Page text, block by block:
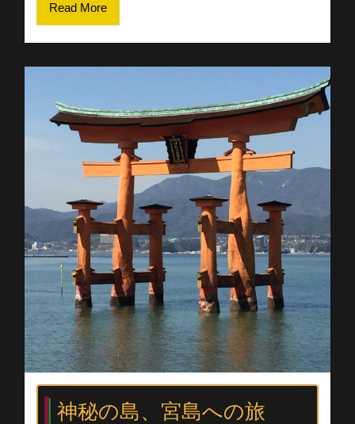
Read More
神秘の島、宮島への旅